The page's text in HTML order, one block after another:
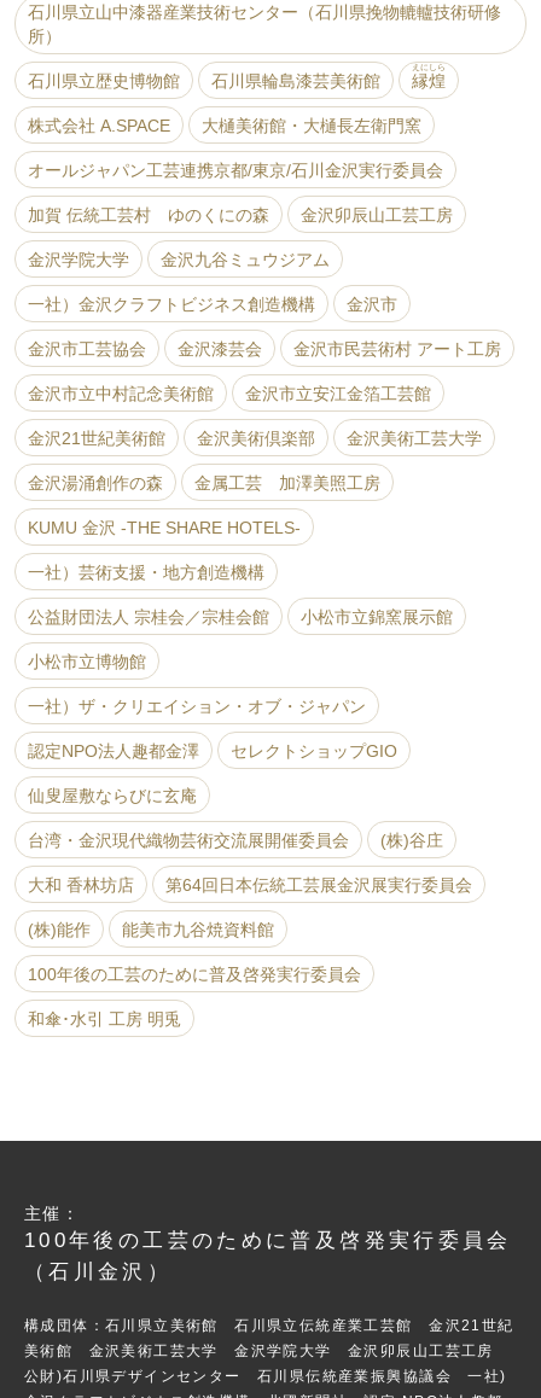
石川県立山中漆器産業技術センター（石川県挽物轆轤技術研修
所）
石川県立歴史博物館 石川県輪島漆芸美術館 縁煌
えにしら
株式会社 A.SPACE 大樋美術館・大樋長左衛門窯
オールジャパン工芸連携京都/東京/石川金沢実行委員会
加賀 伝統工芸村 ゆのくにの森 金沢卯辰山工芸工房
金沢学院大学 金沢九谷ミュウジアム
一社）金沢クラフトビジネス創造機構 金沢市
金沢市工芸協会 金沢漆芸会 金沢市民芸術村 アート工房
金沢市立中村記念美術館 金沢市立安江金箔工芸館
金沢21世紀美術館 金沢美術倶楽部 金沢美術工芸大学
金沢湯涌創作の森 金属工芸 加澤美照工房
KUMU 金沢 -THE SHARE HOTELS-
一社）芸術支援・地方創造機構
公益財団法人 宗桂会／宗桂会館 小松市立錦窯展示館
小松市立博物館
一社）ザ・クリエイション・オブ・ジャパン
認定NPO法人趣都金澤 セレクトショップGIO
仙叟屋敷ならびに玄庵
台湾・金沢現代織物芸術交流展開催委員会 (株)谷庄
大和 香林坊店 第64回日本伝統工芸展金沢展実行委員会
(株)能作 能美市九谷焼資料館
100年後の工芸のために普及啓発実行委員会
和傘･水引 工房 明兎
主催：
100年後の工芸のために普及啓発実行委員会
（石川金沢）
構成団体：石川県立美術館 石川県立伝統産業工芸館 金沢21世紀
美術館 金沢美術工芸大学 金沢学院大学 金沢卯辰山工芸工房
公財)石川県デザインセンター 石川県伝統産業振興協議会 一社)